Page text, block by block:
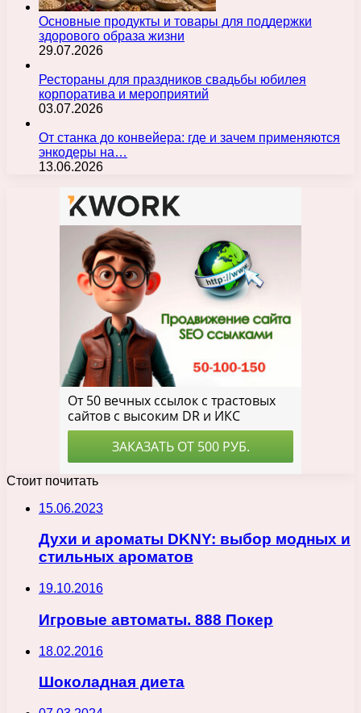
Основные продукты и товары для поддержки
здорового образа жизни
29.07.2026
Рестораны для праздников свадьбы юбилея
корпоратива и мероприятий
03.07.2026
От станка до конвейера: где и зачем применяются
энкодеры на…
13.06.2026
Стоит почитать
15.06.2023
Духи и ароматы DKNY: выбор модных и
стильных ароматов
19.10.2016
Игровые автоматы. 888 Покер
18.02.2016
Шоколадная диета